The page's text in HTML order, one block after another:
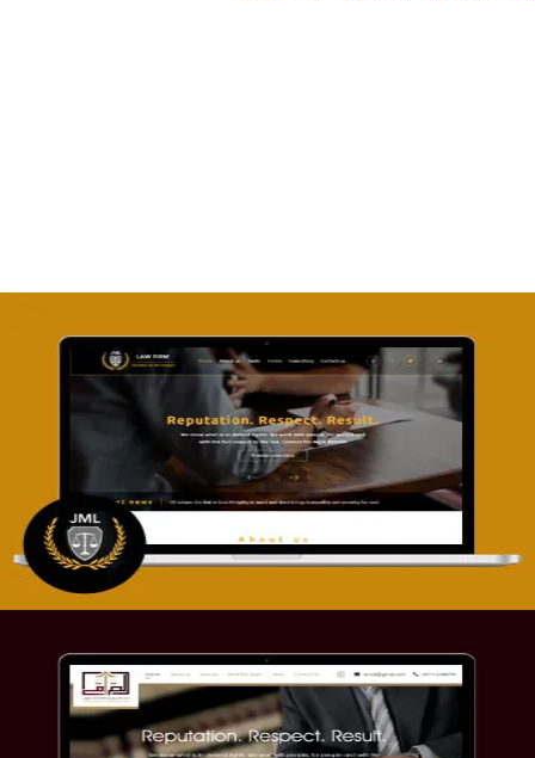
تصميم موقع آل جبار والمزارقة للمحاماة
التفاصيل
موقع الصرامي للمحاماة